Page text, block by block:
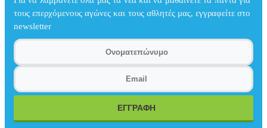
τους επερχόμενους αγώνες και τους αθλητές μας, εγγραφείτε στο
newsletter